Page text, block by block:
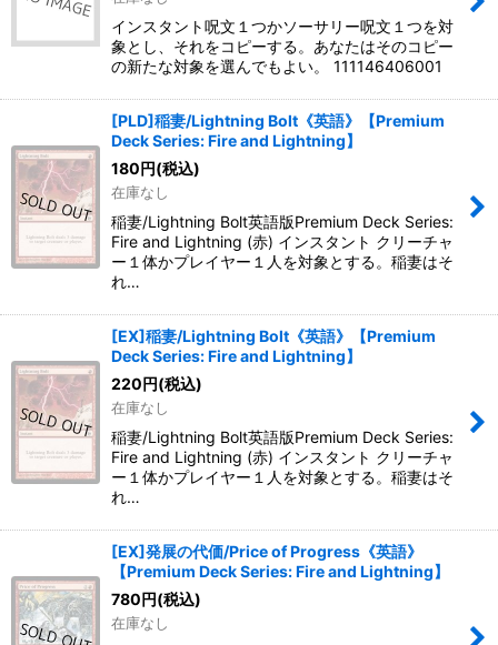
インスタント呪文１つかソーサリー呪文１つを対
象とし、それをコピーする。あなたはそのコピー
の新たな対象を選んでもよい。 111146406001
[PLD]稲妻/Lightning Bolt《英語》【Premium
Deck Series: Fire and Lightning】
180円(税込)
在庫なし
稲妻/Lightning Bolt英語版Premium Deck Series:
Fire and Lightning (赤) インスタント クリーチャ
ー１体かプレイヤー１人を対象とする。稲妻はそ
れ…
[EX]稲妻/Lightning Bolt《英語》【Premium
Deck Series: Fire and Lightning】
220円(税込)
在庫なし
稲妻/Lightning Bolt英語版Premium Deck Series:
Fire and Lightning (赤) インスタント クリーチャ
ー１体かプレイヤー１人を対象とする。稲妻はそ
れ…
[EX]発展の代価/Price of Progress《英語》
【Premium Deck Series: Fire and Lightning】
780円(税込)
在庫なし